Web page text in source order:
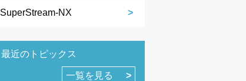
SuperStream-NX
最近のトピックス
一覧を見る